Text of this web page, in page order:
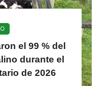
el 99 % del
durante el
de 2026